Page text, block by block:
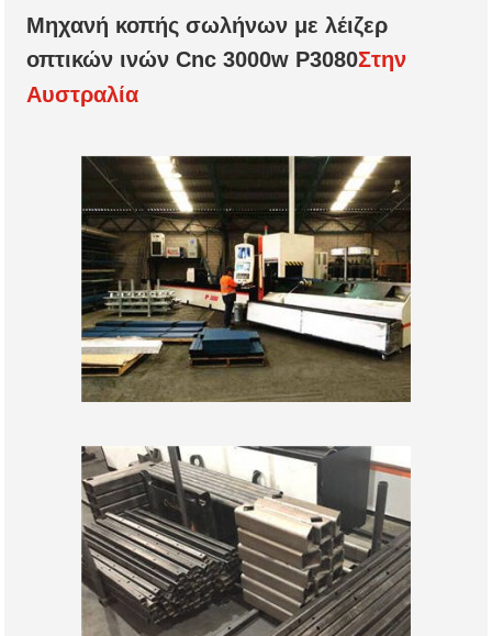
Μηχανή κοπής σωλήνων με λέιζερ
οπτικών ινών Cnc 3000w P3080Στην
Αυστραλία